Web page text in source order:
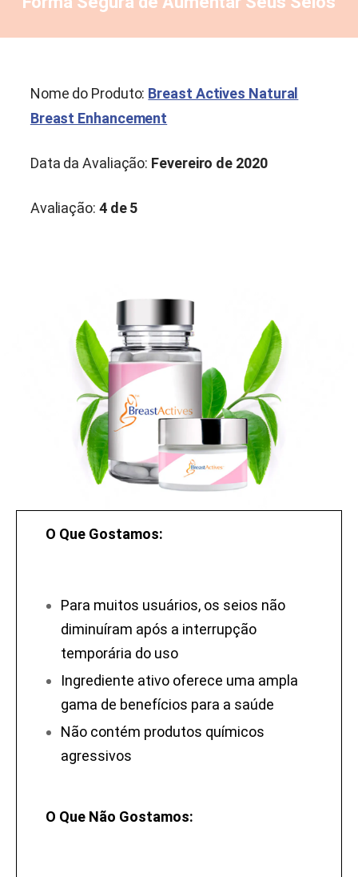
Nome do Produto: Breast Actives Natural
Breast Enhancement
Data da Avaliação: Fevereiro de 2020
Avaliação: 4 de 5
O Que Gostamos:
Para muitos usuários, os seios não
diminuíram após a interrupção
temporária do uso
Ingrediente ativo oferece uma ampla
gama de benefícios para a saúde
Não contém produtos químicos
agressivos
O Que Não Gostamos: